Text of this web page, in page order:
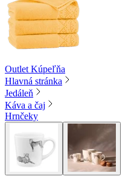
Outlet Kúpeľňa
Hlavná stránka
Jedáleň
Káva a čaj
Hrnčeky